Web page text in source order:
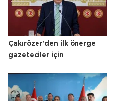
Çakırözer'den ilk önerge
gazeteciler için